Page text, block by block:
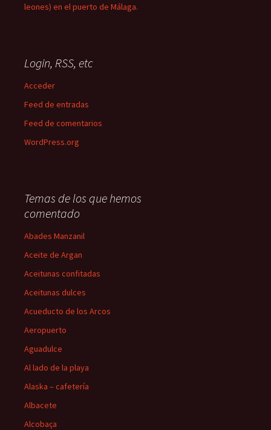
leones) en el puerto de Málaga.
Login, RSS, etc
Acceder
Feed de entradas
Feed de comentarios
WordPress.org
Temas de los que hemos
comentado
Abades Manzanil
Aceite de Argan
Aceitunas confitadas
Aceitunas dulces
Acueducto de los Arcos
Aeropuerto
Aguadulce
Al lado de la playa
Alaska – cafetería
Albacete
Alcobaça